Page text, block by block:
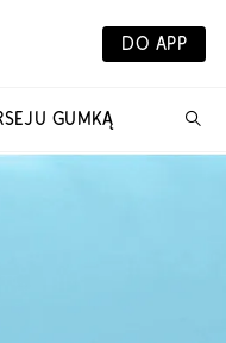
DO APP
GUMKĄ